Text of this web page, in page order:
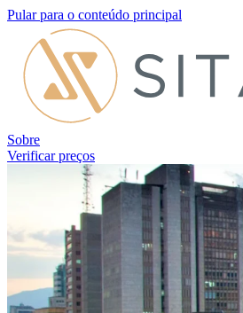
Pular para o conteúdo principal
Sobre
Verificar preços